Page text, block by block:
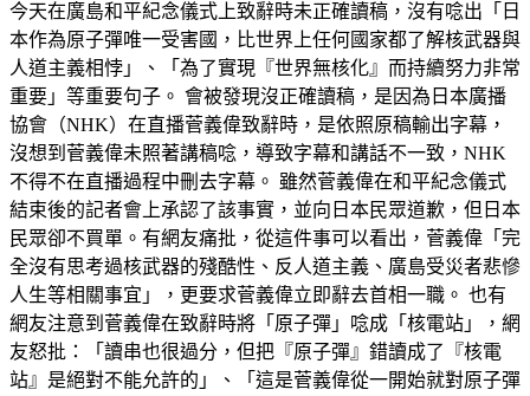
今天在廣島和平紀念儀式上致辭時未正確讀稿，沒有唸出「日
本作為原子彈唯一受害國，比世界上任何國家都了解核武器與
人道主義相悖」、「為了實現『世界無核化』而持續努力非常
重要」等重要句子。 會被發現沒正確讀稿，是因為日本廣播
協會（NHK）在直播菅義偉致辭時，是依照原稿輸出字幕，
沒想到菅義偉未照著講稿唸，導致字幕和講話不一致，NHK
不得不在直播過程中刪去字幕。 雖然菅義偉在和平紀念儀式
結束後的記者會上承認了該事實，並向日本民眾道歉，但日本
民眾卻不買單。有網友痛批，從這件事可以看出，菅義偉「完
全沒有思考過核武器的殘酷性、反人道主義、廣島受災者悲慘
人生等相關事宜」，更要求菅義偉立即辭去首相一職。 也有
網友注意到菅義偉在致辭時將「原子彈」唸成「核電站」，網
友怒批：「讀串也很過分，但把『原子彈』錯讀成了『核電
站』是絕對不能允許的」、「這是菅義偉從一開始就對原子彈